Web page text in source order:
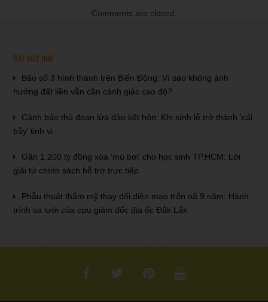
Comments are closed.
Bài viết mới
Bão số 3 hình thành trên Biển Đông: Vì sao không ảnh
hưởng đất liền vẫn cần cảnh giác cao độ?
Cảnh báo thủ đoạn lừa đảo kết hôn: Khi sính lễ trở thành ‘cái
bẫy’ tinh vi
Gần 1.200 tỷ đồng xóa ‘mù bơi’ cho học sinh TP.HCM: Lời
giải từ chính sách hỗ trợ trực tiếp
Phẫu thuật thẩm mỹ thay đổi diện mạo trốn nã 9 năm: Hành
trình sa lưới của cựu giám đốc địa ốc Đắk Lắk